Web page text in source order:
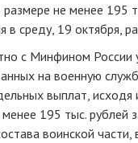
не менее 195
среду, 19 октября,
с Минфином России
на военную
выплат, исходя
195 тыс. рублей
воинской